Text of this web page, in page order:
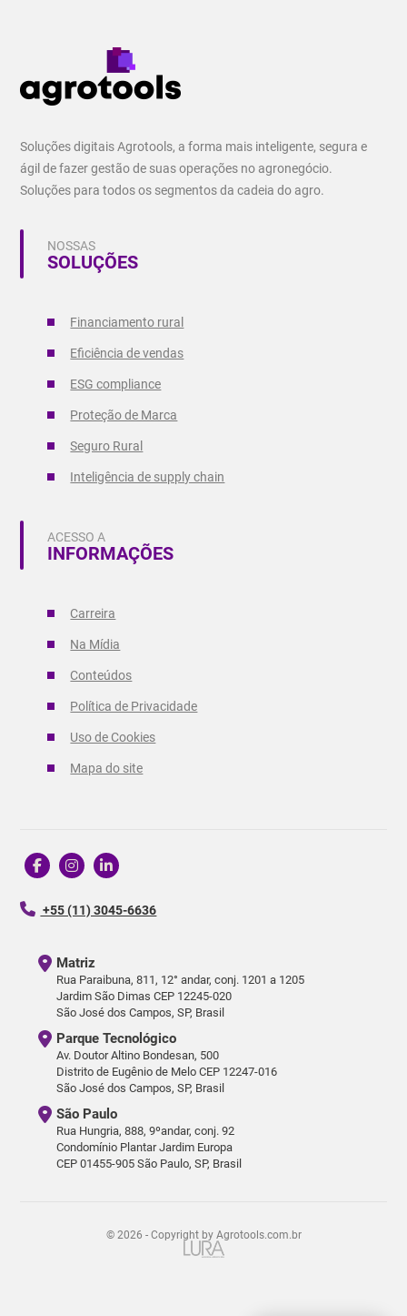
Soluções digitais Agrotools, a forma mais inteligente, segura e
ágil de fazer gestão de suas operações no agronegócio.
Soluções para todos os segmentos da cadeia do agro.
NOSSAS
SOLUÇÕES
Financiamento rural
Eficiência de vendas
ESG compliance
Proteção de Marca
Seguro Rural
Inteligência de supply chain
ACESSO A
INFORMAÇÕES
Carreira
Na Mídia
Conteúdos
Política de Privacidade
Uso de Cookies
Mapa do site
+55 (11) 3045-6636
Matriz
Rua Paraibuna, 811, 12° andar, conj. 1201 a 1205
Jardim São Dimas CEP 12245-020
São José dos Campos, SP, Brasil
São Paulo
Rua Hungria, 888, 9ºandar, conj. 92
Condomínio Plantar Jardim Europa
CEP 01455-905 São Paulo, SP, Brasil
Parque Tecnológico
Av. Doutor Altino Bondesan, 500
Distrito de Eugênio de Melo CEP 12247-016
São José dos Campos, SP, Brasil
© 2026 - Copyright by Agrotools.com.br